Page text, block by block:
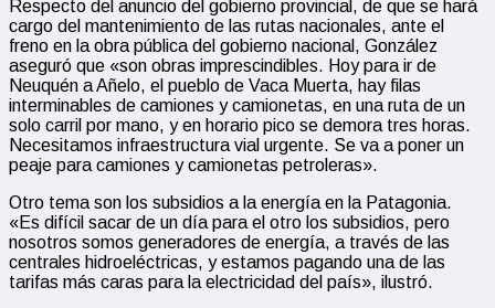
Respecto del anuncio del gobierno provincial, de que se hará
cargo del mantenimiento de las rutas nacionales, ante el
freno en la obra pública del gobierno nacional, González
aseguró que «son obras imprescindibles. Hoy para ir de
Neuquén a Añelo, el pueblo de Vaca Muerta, hay filas
interminables de camiones y camionetas, en una ruta de un
solo carril por mano, y en horario pico se demora tres horas.
Necesitamos infraestructura vial urgente. Se va a poner un
peaje para camiones y camionetas petroleras».
Otro tema son los subsidios a la energía en la Patagonia.
«Es difícil sacar de un día para el otro los subsidios, pero
nosotros somos generadores de energía, a través de las
centrales hidroeléctricas, y estamos pagando una de las
tarifas más caras para la electricidad del país», ilustró.